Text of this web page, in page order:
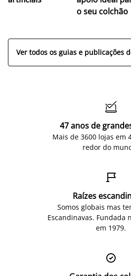
o seu colchão
Ver todos os guias e publicações

47 anos de
Mais de 3600 lojas em
redor do

Raízes
Somos globais mas
Escandinavas. Fundada
em 1979.
